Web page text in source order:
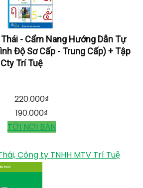
- Cẩm Nang Hướng Dẫn Tự
Độ Sơ Cấp - Trung Cấp) + Tập
Trí Tuệ
220.000₫
190.000₫
TỚI NƠI BÁN
Công ty TNHH MTV Trí Tuệ